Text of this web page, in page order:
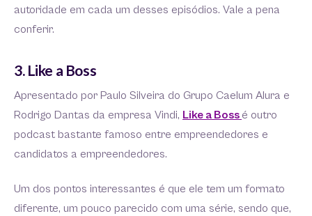
autoridade em cada um desses episódios. Vale a pena
conferir.
3. Like a Boss
Apresentado por Paulo Silveira do Grupo Caelum Alura e
Rodrigo Dantas da empresa Vindi, Like a Boss é outro
podcast bastante famoso entre empreendedores e
candidatos a empreendedores.
Um dos pontos interessantes é que ele tem um formato
diferente, um pouco parecido com uma série, sendo que,